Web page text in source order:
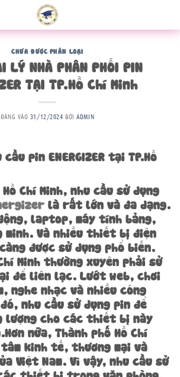
CHƯA ĐƯỢC PHÂN LOẠI
LÝ NHÀ PHÂN PHỐI PIN
TẠI TP.Hồ Chí Minh
ĐĂNG VÀO 31/12/2024 BỞIADMIN
pin ENERGIZER tại TP.Hồ
Chí Minh, nhu cầu sử dụng
là rất lớn và đa dạng.
laptop, máy tính bảng,
minh. Và nhiều thiết bị điện
được sử dụng phổ biến.
Minh thường xuyên phải sử
để liên lạc. Lướt web, chơi
nghe nhạc và nhiều công
nhu cầu sử dụng pin để
lượng cho các thiết bị này
nữa, Thành phố Hồ Chí
kinh tế, thương mại và
Việt Nam. Vì vậy, nhu cầu sử